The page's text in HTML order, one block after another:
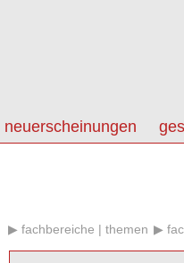
neuerscheinungen
fachbereiche | themen